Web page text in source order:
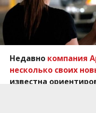
Недавно компания
несколько своих
известна